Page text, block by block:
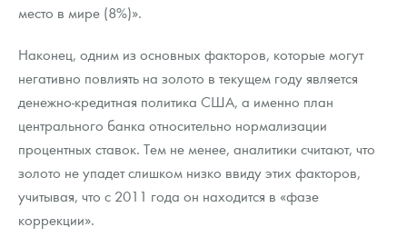
место в мире (8%)».
Наконец, одним из основных факторов, которые могут
негативно повлиять на золото в текущем году является
денежно-кредитная политика США, а именно план
центрального банка относительно нормализации
процентных ставок. Тем не менее, аналитики считают, что
золото не упадет слишком низко ввиду этих факторов,
учитывая, что с 2011 года он находится в «фазе
коррекции».